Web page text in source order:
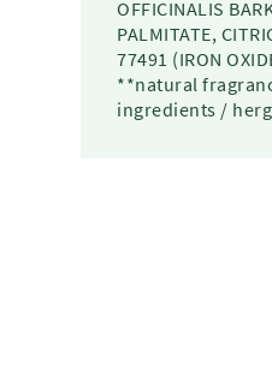
OFFICINALIS
PALMITATE,
77491 (IRON
**natural
ingredients /